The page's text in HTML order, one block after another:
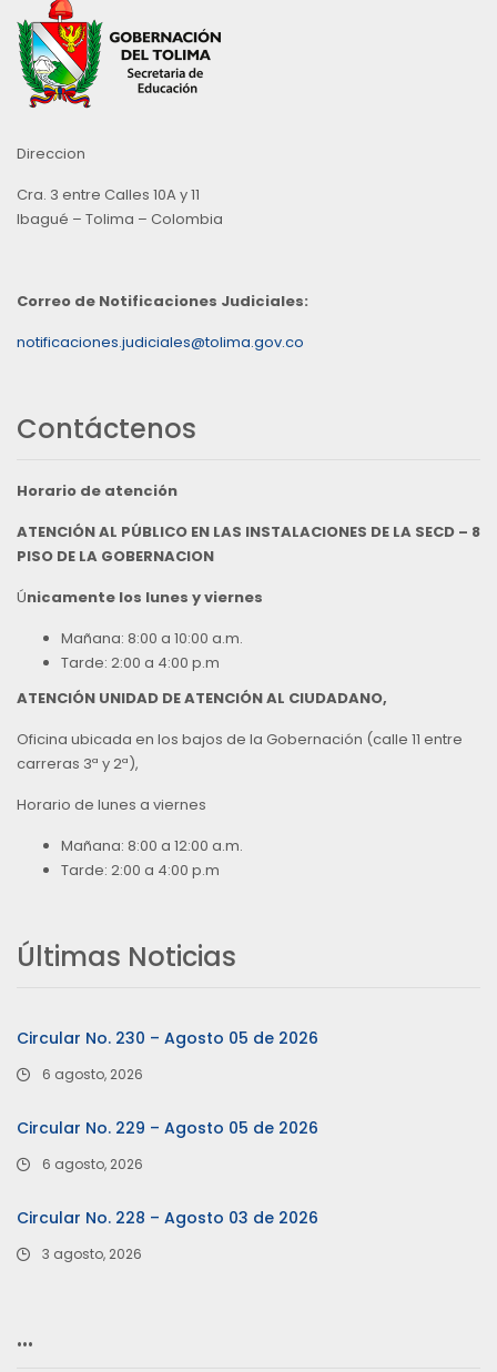
Direccion
Cra. 3 entre Calles 10A y 11
Ibagué – Tolima – Colombia
Correo de Notificaciones Judiciales:
notificaciones.judiciales@tolima.gov.co
Contáctenos
Horario de atención
ATENCIÓN AL PÚBLICO EN LAS INSTALACIONES DE LA SECD – 8
PISO DE LA GOBERNACION
Únicamente los lunes y viernes
Mañana: 8:00 a 10:00 a.m.
Tarde: 2:00 a 4:00 p.m
ATENCIÓN UNIDAD DE ATENCIÓN AL CIUDADANO,
Oficina ubicada en los bajos de la Gobernación (calle 11 entre
carreras 3ª y 2ª),
Horario de lunes a viernes
Mañana: 8:00 a 12:00 a.m.
Tarde: 2:00 a 4:00 p.m
Últimas Noticias
Circular No. 230 – Agosto 05 de 2026
6 agosto, 2026
Circular No. 229 – Agosto 05 de 2026
6 agosto, 2026
Circular No. 228 – Agosto 03 de 2026
3 agosto, 2026
…